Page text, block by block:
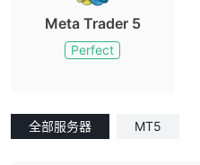
Meta Trader 5
Perfect
全部服务器 MT5